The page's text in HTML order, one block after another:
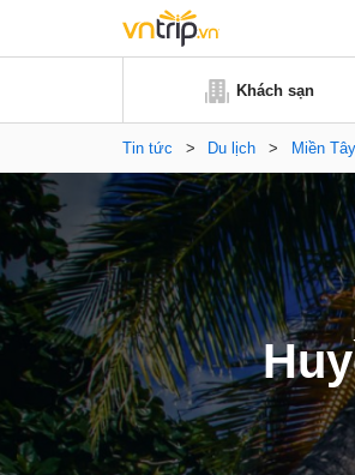
Khách sạn
Tin tức > Du lịch > Miền Tây